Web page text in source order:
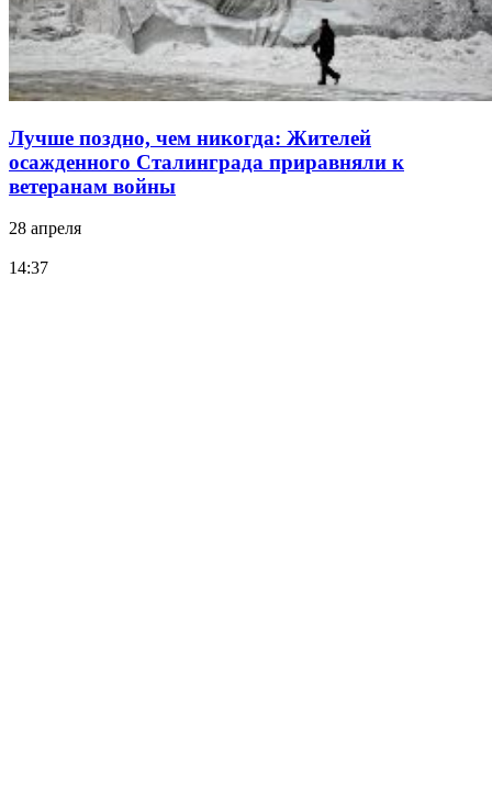
Лучше поздно, чем никогда: Жителей
осажденного Сталинграда приравняли к
ветеранам войны
28 апреля
14:37